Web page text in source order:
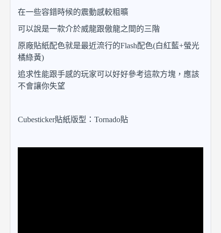
在一些容錯時候的震動感較粗曠
可以說是一款介於威龍跟傲龍之間的三階
原廠貼紙配色就是最近流行的Flash配色(白紅藍+螢光
橘綠黃)
追求性能跟手感的玩家可以好好參考這款方塊，應該
不會讓你失望
Cubesticker貼紙版型：Tornado貼